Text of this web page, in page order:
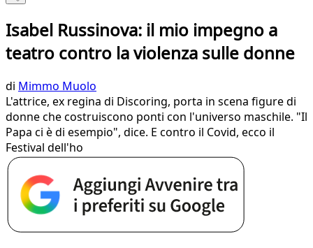
Isabel Russinova: il mio impegno a
teatro contro la violenza sulle donne
di Mimmo Muolo
L'attrice, ex regina di Discoring, porta in scena figure di
donne che costruiscono ponti con l'universo maschile. "Il
Papa ci è di esempio", dice. E contro il Covid, ecco il
Festival dell'ho